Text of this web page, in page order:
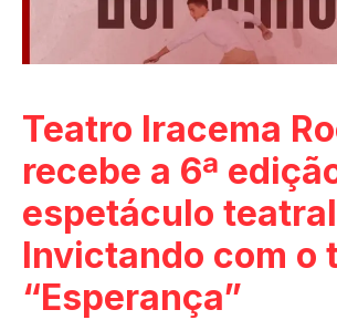
Teatro Iracema
recebe a 6ª
espetáculo teatral
Invictando com o
“Esperança”